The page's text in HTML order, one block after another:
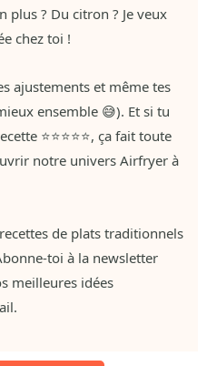
plus ? Du citron ? Je veux
chez toi !
ajustements et même tes
ensemble 😅). Et si tu
⭐️⭐️⭐️⭐️⭐️, ça fait toute
notre univers Airfryer à
de plats traditionnels
toi à la newsletter
meilleures idées